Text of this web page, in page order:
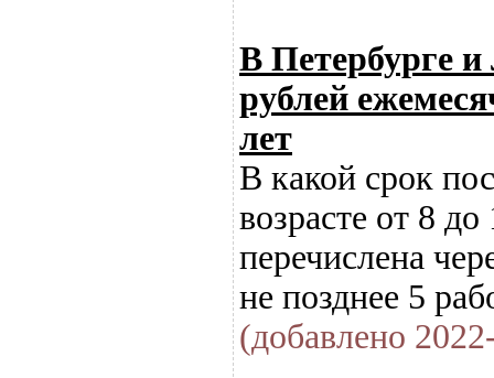
В Петербурге
рублей
лет
В какой срок
возрасте от 8
перечислена
не позднее 5
(добавлено